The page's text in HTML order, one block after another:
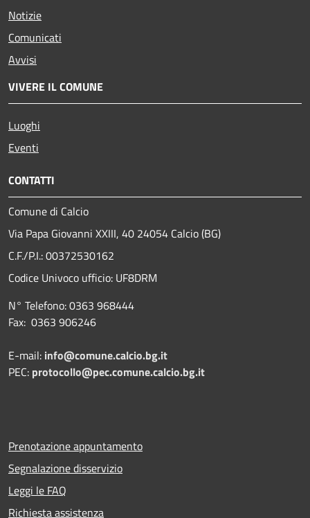
Notizie
Comunicati
Avvisi
VIVERE IL COMUNE
Luoghi
Eventi
CONTATTI
Comune di Calcio
Via Papa Giovanni XXIII, 40 24054 Calcio (BG)
C.F./P.I.: 00372530162
Codice Univoco ufficio: UF8DRM
N° Telefono: 0363 968444
Fax: 0363 906246
E-mail: info@comune.calcio.bg.it
PEC: protocollo@pec.comune.calcio.bg.it
Prenotazione appuntamento
Segnalazione disservizio
Leggi le FAQ
Richiesta assistenza